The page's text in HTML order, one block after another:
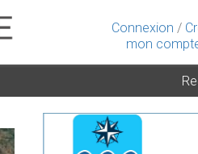
Connexion /
mon